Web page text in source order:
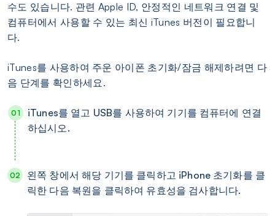
수도 있습니다. 관련 Apple ID, 안정적인 네트워크 연결 및
컴퓨터에서 사용할 수 있는 최신 iTunes 버전이 필요합니
다.
iTunes를 사용하여 주운 아이폰 초기화/잠금 해제하려면 다
음 단계를 확인하세요.
iTunes를 열고 USB를 사용하여 기기를 컴퓨터에 연결
하십시오.
왼쪽 창에서 해당 기기를 클릭하고 iPhone 초기화를 클
릭한 다음 복원을 클릭하여 유효성을 검사합니다.